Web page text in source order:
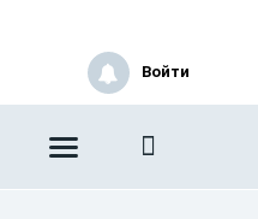
Войти